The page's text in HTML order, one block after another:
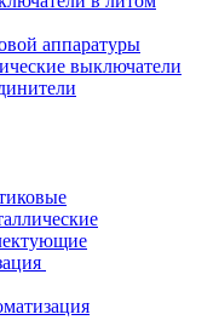
аппаратуры
выключатели